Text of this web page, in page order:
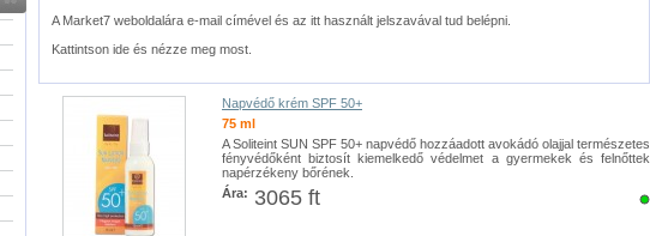
A Market7 weboldalára e-mail címével és az itt használt jelszavával tud belépni.
Kattintson ide és nézze meg most.
Napvédő krém SPF 50+
75 ml
A Soliteint SUN SPF 50+ napvédő hozzáadott avokádó olajjal természetes
fényvédőként biztosít kiemelkedő védelmet a gyermekek és felnőttek
napérzékeny bőrének.
Ára: 3065 ft